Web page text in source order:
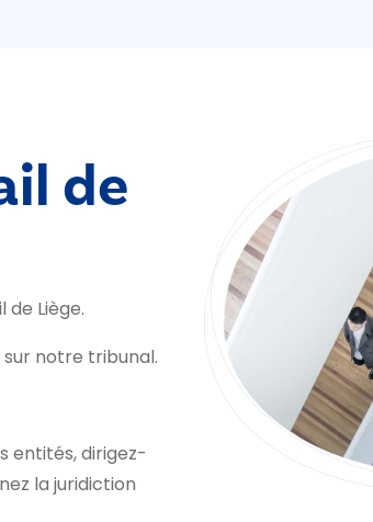
de
Liège.
notre tribunal.
entités, dirigez-
la juridiction